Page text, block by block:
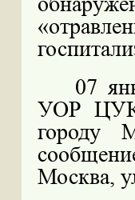
07
УОР
городу
Москва,